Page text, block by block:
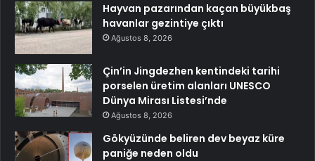
Hayvan pazarından kaçan büyükbaş
havanlar gezintiye çıktı
Ağustos 8, 2026
Çin’in Jingdezhen kentindeki tarihi
porselen üretim alanları UNESCO
Dünya Mirası Listesi’nde
Ağustos 8, 2026
Gökyüzünde beliren dev beyaz küre
paniğe neden oldu